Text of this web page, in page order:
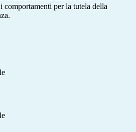
comportamenti per la tutela della